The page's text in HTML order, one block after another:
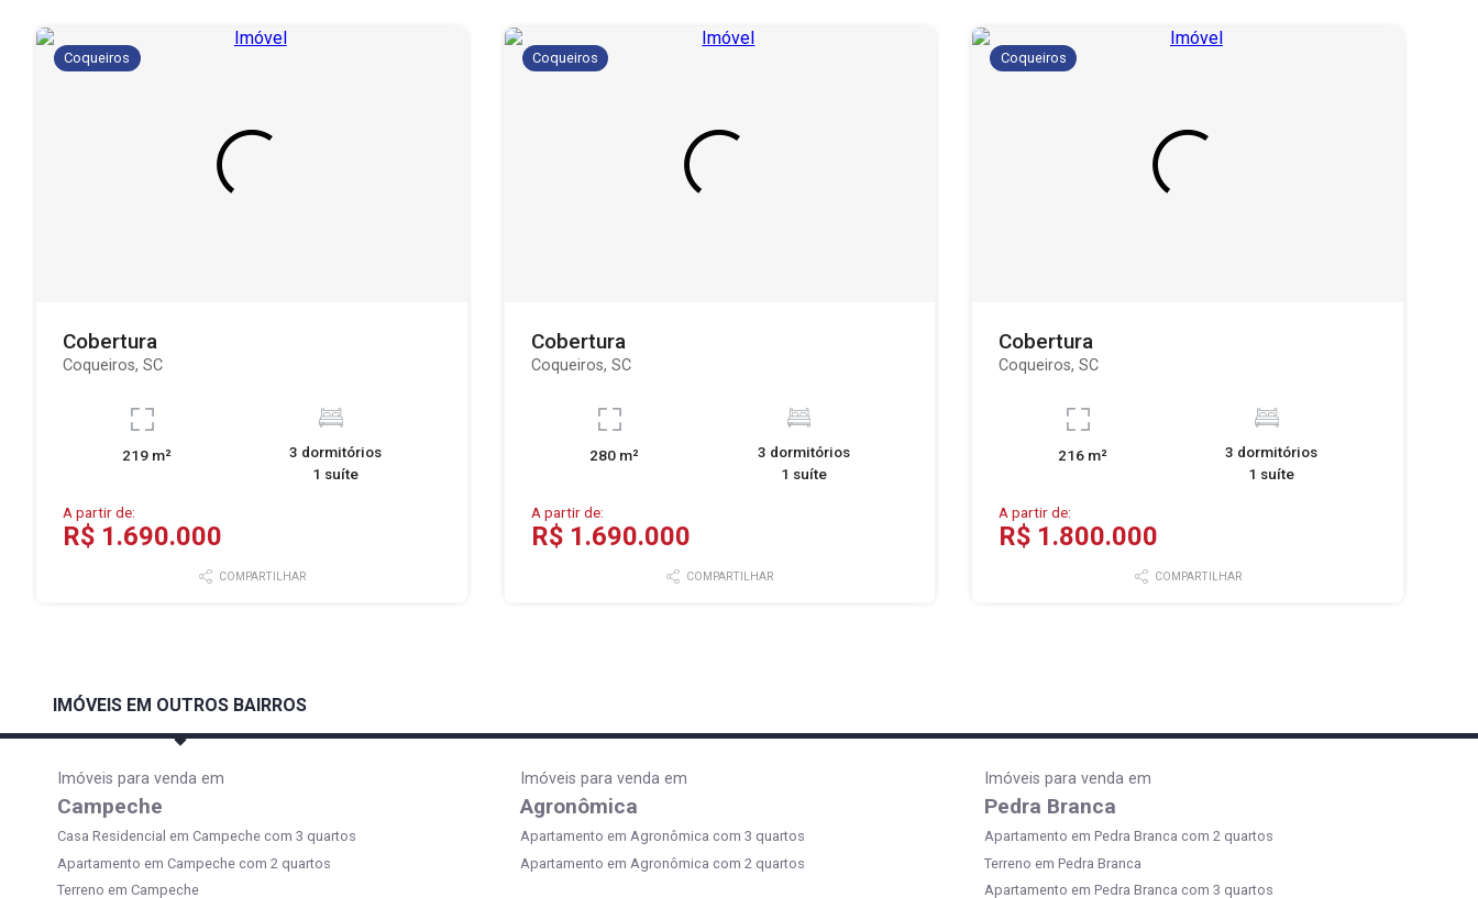
Coqueiros
Cobertura
Coqueiros, SC
219 m²
3 dormitórios
1 suíte
A partir de:
R$ 1.690.000
COMPARTILHAR
Coqueiros
Cobertura
Coqueiros, SC
280 m²
3 dormitórios
1 suíte
A partir de:
R$ 1.690.000
COMPARTILHAR
Coqueiros
Cobertura
Coqueiros, SC
216 m²
3 dormitórios
1 suíte
A partir de:
R$ 1.800.000
COMPARTILHAR
IMÓVEIS EM OUTROS BAIRROS
Imóveis para venda em
Campeche
Casa Residencial em Campeche com 3 quartos
Apartamento em Campeche com 2 quartos
Terreno em Campeche
Imóveis para venda em
Agronômica
Apartamento em Agronômica com 3 quartos
Apartamento em Agronômica com 2 quartos
Imóveis para venda em
Pedra Branca
Apartamento em Pedra Branca com 2 quartos
Terreno em Pedra Branca
Apartamento em Pedra Branca com 3 quartos